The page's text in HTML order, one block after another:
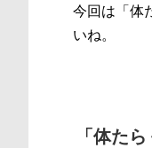
今回は「体
いね。
「体た